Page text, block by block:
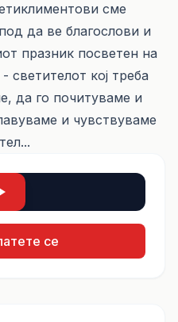
сме
да ве благослови и
празник посветен на
кој треба
да го почитуваме и
и чувствуваме
се